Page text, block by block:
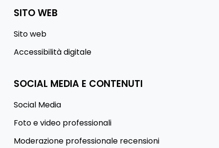
SITO WEB
Sito web
Accessibilità digitale
SOCIAL MEDIA E CONTENUTI
Social Media
Foto e video professionali
Moderazione professionale recensioni